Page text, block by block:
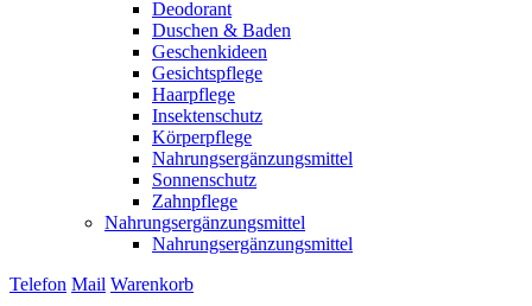
Deodorant
Duschen & Baden
Geschenkideen
Gesichtspflege
Haarpflege
Insektenschutz
Körperpflege
Nahrungsergänzungsmittel
Sonnenschutz
Zahnpflege
Nahrungsergänzungsmittel
Nahrungsergänzungsmittel
Telefon Mail Warenkorb